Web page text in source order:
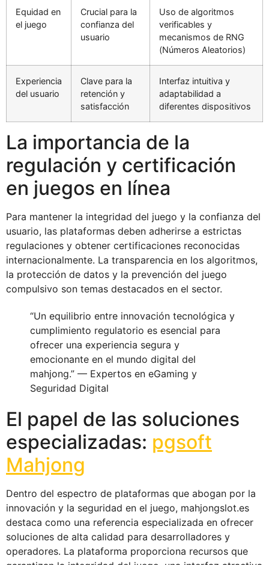
Equidad en
el juego
Crucial para la
confianza del
usuario
Uso de algoritmos
verificables y
mecanismos de RNG
(Números Aleatorios)
Experiencia
del usuario
Clave para la
retención y
satisfacción
Interfaz intuitiva y
adaptabilidad a
diferentes dispositivos
La importancia de la
regulación y certificación
en juegos en línea
Para mantener la integridad del juego y la confianza del
usuario, las plataformas deben adherirse a estrictas
regulaciones y obtener certificaciones reconocidas
internacionalmente. La transparencia en los algoritmos,
la protección de datos y la prevención del juego
compulsivo son temas destacados en el sector.
“Un equilibrio entre innovación tecnológica y
cumplimiento regulatorio es esencial para
ofrecer una experiencia segura y
emocionante en el mundo digital del
mahjong.” — Expertos en eGaming y
Seguridad Digital
El papel de las soluciones
especializadas: pgsoft
Mahjong
Dentro del espectro de plataformas que abogan por la
innovación y la seguridad en el juego, mahjongslot.es
destaca como una referencia especializada en ofrecer
soluciones de alta calidad para desarrolladores y
operadores. La plataforma proporciona recursos que